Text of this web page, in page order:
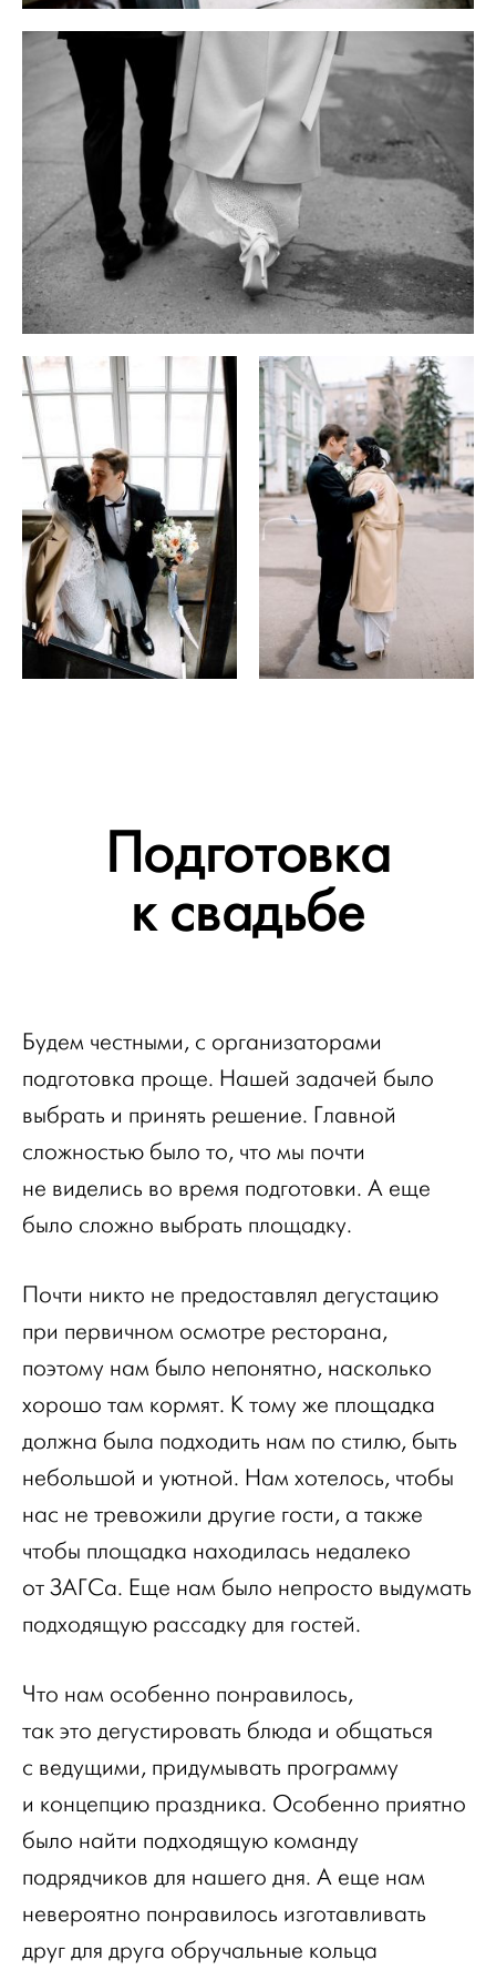
Подготовка
к свадьбе
Будем честными, с организаторами
подготовка проще. Нашей задачей было
выбрать и принять решение. Главной
сложностью было то, что мы почти
не виделись во время подготовки. А еще
было сложно выбрать площадку.
Почти никто не предоставлял дегустацию
при первичном осмотре ресторана,
поэтому нам было непонятно, насколько
хорошо там кормят. К тому же площадка
должна была подходить нам по стилю, быть
небольшой и уютной. Нам хотелось, чтобы
нас не тревожили другие гости, а также
чтобы площадка находилась недалеко
от ЗАГСа. Еще нам было непросто выдумать
подходящую рассадку для гостей.
Что нам особенно понравилось,
так это дегустировать блюда и общаться
с ведущими, придумывать программу
и концепцию праздника. Особенно приятно
было найти подходящую команду
подрядчиков для нашего дня. А еще нам
невероятно понравилось изготавливать
друг для друга обручальные кольца